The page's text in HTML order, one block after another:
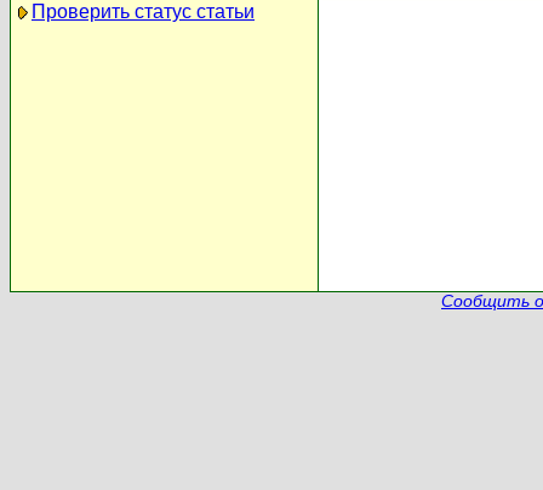
Проверить статус статьи
Сообщить о